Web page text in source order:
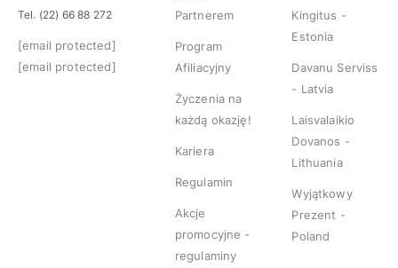
Tel. (22) 66 88 272
[email protected]
[email protected]
Partnerem
Program
Afiliacyjny
Życzenia na
każdą okazję!
Kariera
Regulamin
Akcje
promocyjne -
regulaminy
Kingitus -
Estonia
Davanu Serviss
- Latvia
Laisvalaikio
Dovanos -
Lithuania
Wyjątkowy
Prezent -
Poland